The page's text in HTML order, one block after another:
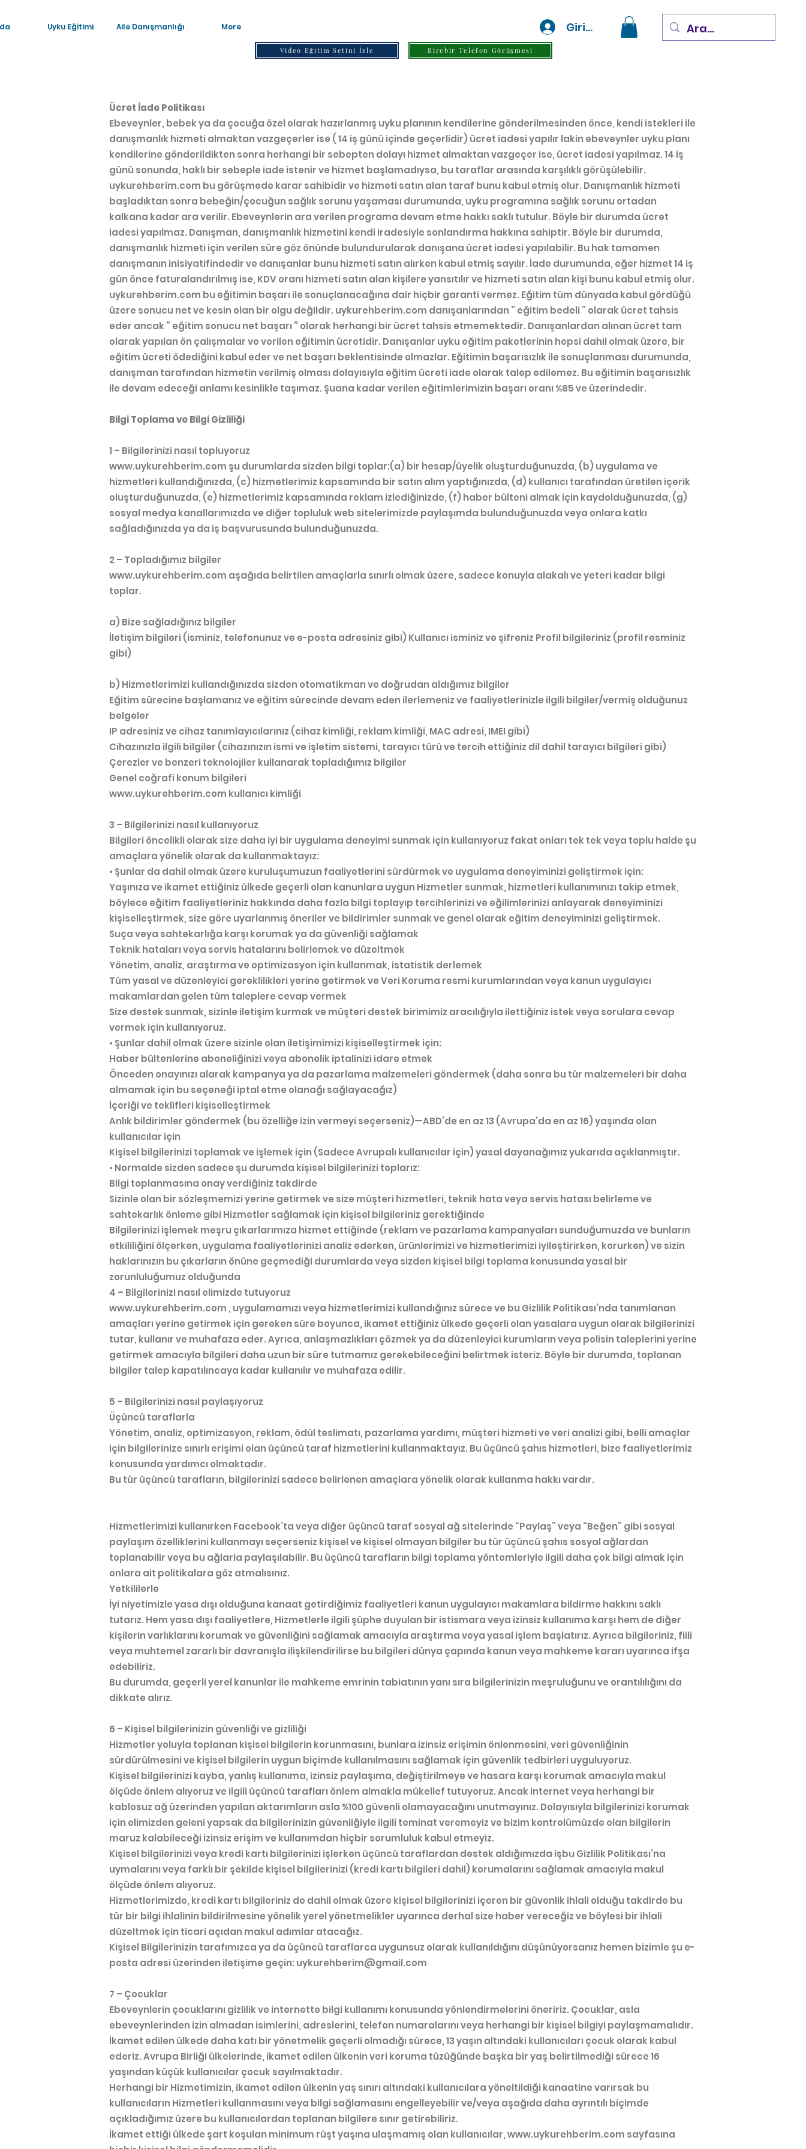
Uyku Eğitimi Aile Danışmanlığı More Giriş Yap
Video Eğitim Setini İzle Birebir Telefon Görüşmesi
Ücret İade Politikası
​Ebeveynler, bebek ya da çocuğa özel olarak hazırlanmış uyku planının kendilerine gönderilmesinden önce, kendi istekleri ile
danışmanlık hizmeti almaktan vazgeçerler ise ( 14 iş günü içinde geçerlidir) ücret iadesi yapılır lakin ebeveynler uyku planı
kendilerine gönderildikten sonra herhangi bir sebepten dolayı hizmet almaktan vazgeçer ise, ücret iadesi yapılmaz. 14 iş
günü sonunda, haklı bir sebeple iade istenir ve hizmet başlamadıysa, bu taraflar arasında karşılıklı görüşülebilir.
uykurehberim.com bu görüşmede karar sahibidir ve hizmeti satın alan taraf bunu kabul etmiş olur. Danışmanlık hizmeti
başladıktan sonra bebeğin/çocuğun sağlık sorunu yaşaması durumunda, uyku programına sağlık sorunu ortadan
kalkana kadar ara verilir. Ebeveynlerin ara verilen programa devam etme hakkı saklı tutulur. Böyle bir durumda ücret
iadesi yapılmaz. Danışman, danışmanlık hizmetini kendi iradesiyle sonlandırma hakkına sahiptir. Böyle bir durumda,
danışmanlık hizmeti için verilen süre göz önünde bulundurularak danışana ücret iadesi yapılabilir. Bu hak tamamen
danışmanın inisiyatifindedir ve danışanlar bunu hizmeti satın alırken kabul etmiş sayılır. İade durumunda, eğer hizmet 14 iş
gün önce faturalandırılmış ise, KDV oranı hizmeti satın alan kişilere yansıtılır ve hizmeti satın alan kişi bunu kabul etmiş olur.
uykurehberim.com bu eğitimin başarı ile sonuçlanacağına dair hiçbir garanti vermez. Eğitim tüm dünyada kabul gördüğü
üzere sonucu net ve kesin olan bir olgu değildir. uykurehberim.com danışanlarından ” eğitim bedeli ” olarak ücret tahsis
eder ancak ” eğitim sonucu net başarı ” olarak herhangi bir ücret tahsis etmemektedir. Danışanlardan alınan ücret tam
olarak yapılan ön çalışmalar ve verilen eğitimin ücretidir. Danışanlar uyku eğitim paketlerinin hepsi dahil olmak üzere, bir
eğitim ücreti ödediğini kabul eder ve net başarı beklentisinde olmazlar. Eğitimin başarısızlık ile sonuçlanması durumunda,
danışman tarafından hizmetin verilmiş olması dolayısıyla eğitim ücreti iade olarak talep edilemez. Bu eğitimin başarısızlık
ile devam edeceği anlamı kesinlikle taşımaz. Şuana kadar verilen eğitimlerimizin başarı oranı %85 ve üzerindedir.
Bilgi Toplama ve Bilgi Gizliliği
1 – Bilgilerinizi nasıl topluyoruz
www.uykurehberim.com şu durumlarda sizden bilgi toplar:(a) bir hesap/üyelik oluşturduğunuzda, (b) uygulama ve
hizmetleri kullandığınızda, (c) hizmetlerimiz kapsamında bir satın alım yaptığınızda, (d) kullanıcı tarafından üretilen içerik
oluşturduğunuzda, (e) hizmetlerimiz kapsamında reklam izlediğinizde, (f) haber bülteni almak için kaydolduğunuzda, (g)
sosyal medya kanallarımızda ve diğer topluluk web sitelerimizde paylaşımda bulunduğunuzda veya onlara katkı
sağladığınızda ya da iş başvurusunda bulunduğunuzda.
2 – Topladığımız bilgiler
www.uykurehberim.com aşağıda belirtilen amaçlarla sınırlı olmak üzere, sadece konuyla alakalı ve yeteri kadar bilgi
toplar.
a) Bize sağladığınız bilgiler
İletişim bilgileri (isminiz, telefonunuz ve e-posta adresiniz gibi) Kullanıcı isminiz ve şifreniz Profil bilgileriniz (profil resminiz
gibi)
b) Hizmetlerimizi kullandığınızda sizden otomatikman ve doğrudan aldığımız bilgiler
Eğitim sürecine başlamanız ve eğitim sürecinde devam eden ilerlemeniz ve faaliyetlerinizle ilgili bilgiler/vermiş olduğunuz
belgeler
IP adresiniz ve cihaz tanımlayıcılarınız (cihaz kimliği, reklam kimliği, MAC adresi, IMEI gibi)
Cihazınızla ilgili bilgiler (cihazınızın ismi ve işletim sistemi, tarayıcı türü ve tercih ettiğiniz dil dahil tarayıcı bilgileri gibi)
Çerezler ve benzeri teknolojiler kullanarak topladığımız bilgiler
Genel coğrafi konum bilgileri
www.uykurehberim.com kullanıcı kimliği
3 – Bilgilerinizi nasıl kullanıyoruz
Bilgileri öncelikli olarak size daha iyi bir uygulama deneyimi sunmak için kullanıyoruz fakat onları tek tek veya toplu halde şu
amaçlara yönelik olarak da kullanmaktayız:
• Şunlar da dahil olmak üzere kuruluşumuzun faaliyetlerini sürdürmek ve uygulama deneyiminizi geliştirmek için:
Yaşınıza ve ikamet ettiğiniz ülkede geçerli olan kanunlara uygun Hizmetler sunmak, hizmetleri kullanımınızı takip etmek,
böylece eğitim faaliyetleriniz hakkında daha fazla bilgi toplayıp tercihlerinizi ve eğilimlerinizi anlayarak deneyiminizi
kişiselleştirmek, size göre uyarlanmış öneriler ve bildirimler sunmak ve genel olarak eğitim deneyiminizi geliştirmek.
Suça veya sahtekarlığa karşı korumak ya da güvenliği sağlamak
Teknik hataları veya servis hatalarını belirlemek ve düzeltmek
Yönetim, analiz, araştırma ve optimizasyon için kullanmak, istatistik derlemek
Tüm yasal ve düzenleyici gereklilikleri yerine getirmek ve Veri Koruma resmi kurumlarından veya kanun uygulayıcı
makamlardan gelen tüm taleplere cevap vermek
Size destek sunmak, sizinle iletişim kurmak ve müşteri destek birimimiz aracılığıyla ilettiğiniz istek veya sorulara cevap
vermek için kullanıyoruz.
• Şunlar dahil olmak üzere sizinle olan iletişimimizi kişiselleştirmek için:
Haber bültenlerine aboneliğinizi veya abonelik iptalinizi idare etmek
Önceden onayınızı alarak kampanya ya da pazarlama malzemeleri göndermek (daha sonra bu tür malzemeleri bir daha
almamak için bu seçeneği iptal etme olanağı sağlayacağız)
İçeriği ve teklifleri kişiselleştirmek
Anlık bildirimler göndermek (bu özelliğe izin vermeyi seçerseniz)—ABD’de en az 13 (Avrupa’da en az 16) yaşında olan
kullanıcılar için
Kişisel bilgilerinizi toplamak ve işlemek için (Sadece Avrupalı kullanıcılar için) yasal dayanağımız yukarıda açıklanmıştır.
• Normalde sizden sadece şu durumda kişisel bilgilerinizi toplarız:
Bilgi toplanmasına onay verdiğiniz takdirde
Sizinle olan bir sözleşmemizi yerine getirmek ve size müşteri hizmetleri, teknik hata veya servis hatası belirleme ve
sahtekarlık önleme gibi Hizmetler sağlamak için kişisel bilgileriniz gerektiğinde
Bilgilerinizi işlemek meşru çıkarlarımıza hizmet ettiğinde (reklam ve pazarlama kampanyaları sunduğumuzda ve bunların
etkililiğini ölçerken, uygulama faaliyetlerinizi analiz ederken, ürünlerimizi ve hizmetlerimizi iyileştirirken, korurken) ve sizin
haklarınızın bu çıkarların önüne geçmediği durumlarda veya sizden kişisel bilgi toplama konusunda yasal bir
zorunluluğumuz olduğunda
4 – Bilgilerinizi nasıl elimizde tutuyoruz
www.uykurehberim.com , uygulamamızı veya hizmetlerimizi kullandığınız sürece ve bu Gizlilik Politikası’nda tanımlanan
amaçları yerine getirmek için gereken süre boyunca, ikamet ettiğiniz ülkede geçerli olan yasalara uygun olarak bilgilerinizi
tutar, kullanır ve muhafaza eder. Ayrıca, anlaşmazlıkları çözmek ya da düzenleyici kurumların veya polisin taleplerini yerine
getirmek amacıyla bilgileri daha uzun bir süre tutmamız gerekebileceğini belirtmek isteriz. Böyle bir durumda, toplanan
bilgiler talep kapatılıncaya kadar kullanılır ve muhafaza edilir.
5 – Bilgilerinizi nasıl paylaşıyoruz
Üçüncü taraflarla
Yönetim, analiz, optimizasyon, reklam, ödül teslimatı, pazarlama yardımı, müşteri hizmeti ve veri analizi gibi, belli amaçlar
için bilgilerinize sınırlı erişimi olan üçüncü taraf hizmetlerini kullanmaktayız. Bu üçüncü şahıs hizmetleri, bize faaliyetlerimiz
konusunda yardımcı olmaktadır.
Bu tür üçüncü tarafların, bilgilerinizi sadece belirlenen amaçlara yönelik olarak kullanma hakkı vardır.
Hizmetlerimizi kullanırken Facebook’ta veya diğer üçüncü taraf sosyal ağ sitelerinde “Paylaş” veya “Beğen” gibi sosyal
paylaşım özelliklerini kullanmayı seçerseniz kişisel ve kişisel olmayan bilgiler bu tür üçüncü şahıs sosyal ağlardan
toplanabilir veya bu ağlarla paylaşılabilir. Bu üçüncü tarafların bilgi toplama yöntemleriyle ilgili daha çok bilgi almak için
onlara ait politikalara göz atmalısınız.
Yetkililerle
İyi niyetimizle yasa dışı olduğuna kanaat getirdiğimiz faaliyetleri kanun uygulayıcı makamlara bildirme hakkını saklı
tutarız. Hem yasa dışı faaliyetlere, Hizmetlerle ilgili şüphe duyulan bir istismara veya izinsiz kullanıma karşı hem de diğer
kişilerin varlıklarını korumak ve güvenliğini sağlamak amacıyla araştırma veya yasal işlem başlatırız. Ayrıca bilgileriniz, fiili
veya muhtemel zararlı bir davranışla ilişkilendirilirse bu bilgileri dünya çapında kanun veya mahkeme kararı uyarınca ifşa
edebiliriz.
Bu durumda, geçerli yerel kanunlar ile mahkeme emrinin tabiatının yanı sıra bilgilerinizin meşruluğunu ve orantılılığını da
dikkate alırız.
6 – Kişisel bilgilerinizin güvenliği ve gizliliği
Hizmetler yoluyla toplanan kişisel bilgilerin korunmasını, bunlara izinsiz erişimin önlenmesini, veri güvenliğinin
sürdürülmesini ve kişisel bilgilerin uygun biçimde kullanılmasını sağlamak için güvenlik tedbirleri uyguluyoruz.
Kişisel bilgilerinizi kayba, yanlış kullanıma, izinsiz paylaşıma, değiştirilmeye ve hasara karşı korumak amacıyla makul
ölçüde önlem alıyoruz ve ilgili üçüncü tarafları önlem almakla mükellef tutuyoruz. Ancak internet veya herhangi bir
kablosuz ağ üzerinden yapılan aktarımların asla %100 güvenli olamayacağını unutmayınız. Dolayısıyla bilgilerinizi korumak
için elimizden geleni yapsak da bilgilerinizin güvenliğiyle ilgili teminat veremeyiz ve bizim kontrolümüzde olan bilgilerin
maruz kalabileceği izinsiz erişim ve kullanımdan hiçbir sorumluluk kabul etmeyiz.
Kişisel bilgilerinizi veya kredi kartı bilgilerinizi işlerken üçüncü taraflardan destek aldığımızda işbu Gizlilik Politikası’na
uymalarını veya farklı bir şekilde kişisel bilgilerinizi (kredi kartı bilgileri dahil) korumalarını sağlamak amacıyla makul
ölçüde önlem alıyoruz.
Hizmetlerimizde, kredi kartı bilgileriniz de dahil olmak üzere kişisel bilgilerinizi içeren bir güvenlik ihlali olduğu takdirde bu
tür bir bilgi ihlalinin bildirilmesine yönelik yerel yönetmelikler uyarınca derhal size haber vereceğiz ve böylesi bir ihlali
düzeltmek için ticari açıdan makul adımlar atacağız.
Kişisel Bilgilerinizin tarafımızca ya da üçüncü taraflarca uygunsuz olarak kullanıldığını düşünüyorsanız hemen bizimle şu e-
posta adresi üzerinden iletişime geçin: uykurehberim@gmail.com
7 – Çocuklar
Ebeveynlerin çocuklarını gizlilik ve internette bilgi kullanımı konusunda yönlendirmelerini öneririz. Çocuklar, asla
ebeveynlerinden izin almadan isimlerini, adreslerini, telefon numaralarını veya herhangi bir kişisel bilgiyi paylaşmamalıdır.
İkamet edilen ülkede daha katı bir yönetmelik geçerli olmadığı sürece, 13 yaşın altındaki kullanıcıları çocuk olarak kabul
ederiz. Avrupa Birliği ülkelerinde, ikamet edilen ülkenin veri koruma tüzüğünde başka bir yaş belirtilmediği sürece 16
yaşından küçük kullanıcılar çocuk sayılmaktadır.
Herhangi bir Hizmetimizin, ikamet edilen ülkenin yaş sınırı altındaki kullanıcılara yöneltildiği kanaatine varırsak bu
kullanıcıların Hizmetleri kullanmasını veya bilgi sağlamasını engelleyebilir ve/veya aşağıda daha ayrıntılı biçimde
açıkladığımız üzere bu kullanıcılardan toplanan bilgilere sınır getirebiliriz.
İkamet ettiği ülkede şart koşulan minimum rüşt yaşına ulaşmamış olan kullanıcılar,www.uykurehberim.com sayfasına